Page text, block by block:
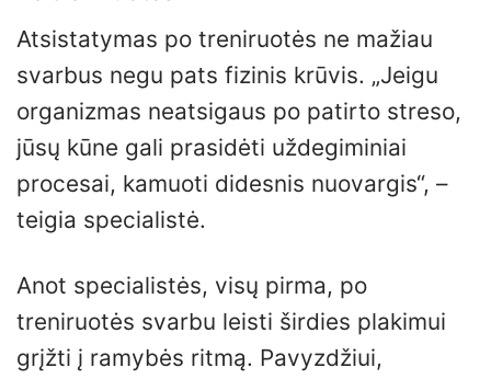
Atsistatymas po treniruotės ne mažiau
svarbus negu pats fizinis krūvis. „Jeigu
organizmas neatsigaus po patirto streso,
jūsų kūne gali prasidėti uždegiminiai
procesai, kamuoti didesnis nuovargis“, –
teigia specialistė.
Anot specialistės, visų pirma, po
treniruotės svarbu leisti širdies plakimui
grįžti į ramybės ritmą. Pavyzdžiui,